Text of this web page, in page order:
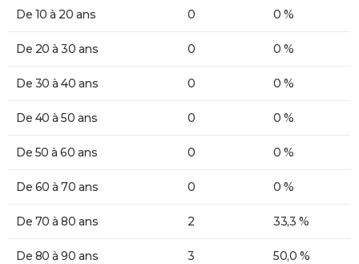
De 10 à 20 ans 0 0 %
De 20 à 30 ans 0 0 %
De 30 à 40 ans 0 0 %
De 40 à 50 ans 0 0 %
De 50 à 60 ans 0 0 %
De 60 à 70 ans 0 0 %
De 70 à 80 ans 2 33,3 %
De 80 à 90 ans 3 50,0 %